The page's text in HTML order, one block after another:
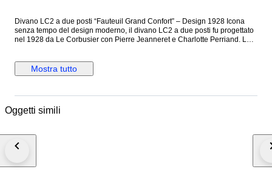
Divano LC2 a due posti “Fauteuil Grand Confort” – Design 1928 Icona
senza tempo del design moderno, il divano LC2 a due posti fu progettato
nel 1928 da Le Corbusier con Pierre Jeanneret e Charlotte Perriand. La
comfort ed eleganza. Rivestito in pelle color marrone, questo esemplare
originale prodotto da Cassina reca il marchio del produttore, la firma di Le
come documentato nelle fotografie. Un classico intramontabile che
internazionale del XX secolo. È presente una riparazione professionale
termine della vendita, in funzione della destinazione e delle specifiche
Mostra tutto
Oggetti simili